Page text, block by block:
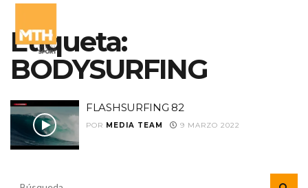
Etiqueta:
BODYSURFING
FLASHSURFING 82
POR MEDIA TEAM 9 MARZO 2022